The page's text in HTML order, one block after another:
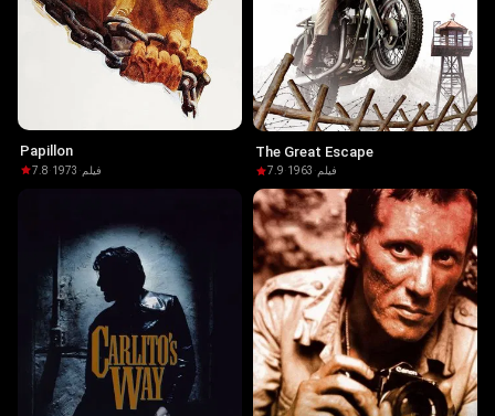
Papillon
7.8·1973 · فيلم
The Great Escape
7.9·1963 ·فيلم